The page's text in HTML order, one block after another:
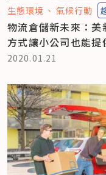
生態環境 氣候行動
物流倉儲新未來：
方式讓小公司也能
2020.01.21